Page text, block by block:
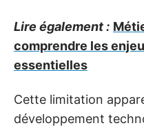
Lire également :
comprendre les
essentielles
Cette limitation
développement